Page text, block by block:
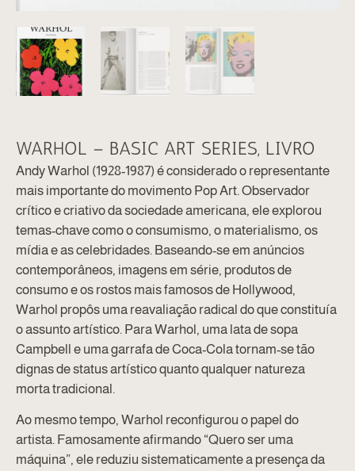
WARHOL – BASIC ART SERIES, LIVRO
Andy Warhol (1928-1987) é considerado o representante
mais importante do movimento Pop Art. Observador
crítico e criativo da sociedade americana, ele explorou
temas-chave como o consumismo, o materialismo, os
mídia e as celebridades. Baseando-se em anúncios
contemporâneos, imagens em série, produtos de
consumo e os rostos mais famosos de Hollywood,
Warhol propôs uma reavaliação radical do que constituía
o assunto artístico. Para Warhol, uma lata de sopa
Campbell e uma garrafa de Coca-Cola tornam-se tão
dignas de status artístico quanto qualquer natureza
morta tradicional.
Ao mesmo tempo, Warhol reconfigurou o papel do
artista. Famosamente afirmando “Quero ser uma
máquina”, ele reduziu sistematicamente a presença da